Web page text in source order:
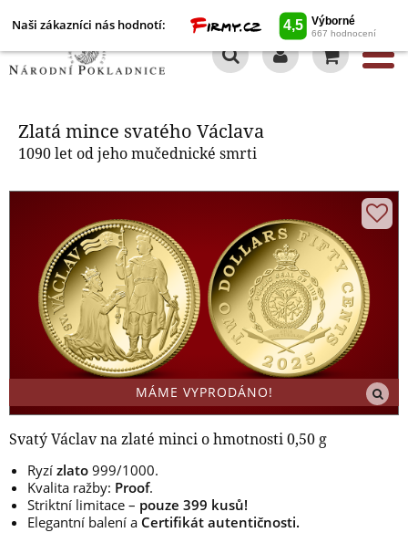
Naši zákazníci nás hodnotí:
Zlatá mince svatého Václava
1090 let od jeho mučednické smrti
MÁME VYPRODÁNO!
Svatý Václav na zlaté minci o hmotnosti 0,50 g
Ryzí zlato 999/1000.
Kvalita ražby: Proof.
Striktní limitace – pouze 399 kusů!
Elegantní balení a Certifikát autentičnosti.
Zlatá mince svatého Václava